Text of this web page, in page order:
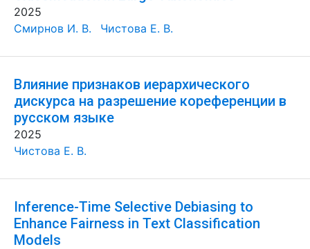
2025
Смирнов И. В.
Чистова Е. В.
Влияние признаков иерархического
дискурса на разрешение кореференции в
русском языке
2025
Чистова Е. В.
Inference-Time Selective Debiasing to
Enhance Fairness in Text Classification
Models